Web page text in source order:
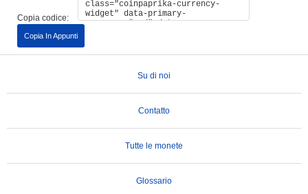
Copia codice:
Copia In Appunti
Su di noi
Contatto
Tutte le monete
Glossario